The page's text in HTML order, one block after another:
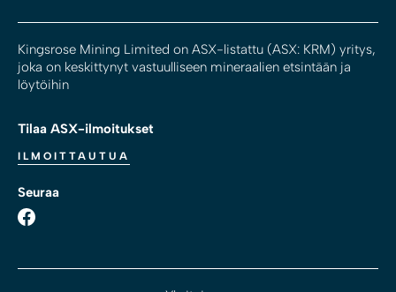
Kingsrose Mining Limited on ASX-listattu (ASX: KRM) yritys,
joka on keskittynyt vastuulliseen mineraalien etsintään ja
löytöihin
Tilaa ASX-ilmoitukset
ILMOITTAUTUA
Seuraa